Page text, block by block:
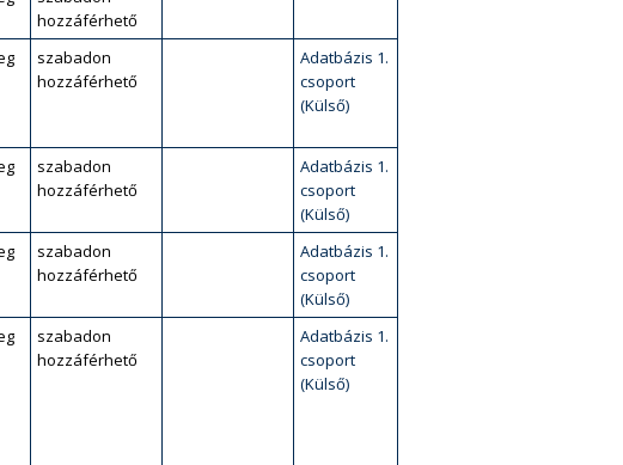
hozzáférhető
szabadon
hozzáférhető
Adatbázis 1.
csoport
(Külső)
szabadon
hozzáférhető
Adatbázis 1.
csoport
(Külső)
szabadon
hozzáférhető
Adatbázis 1.
csoport
(Külső)
szabadon
hozzáférhető
Adatbázis 1.
csoport
(Külső)